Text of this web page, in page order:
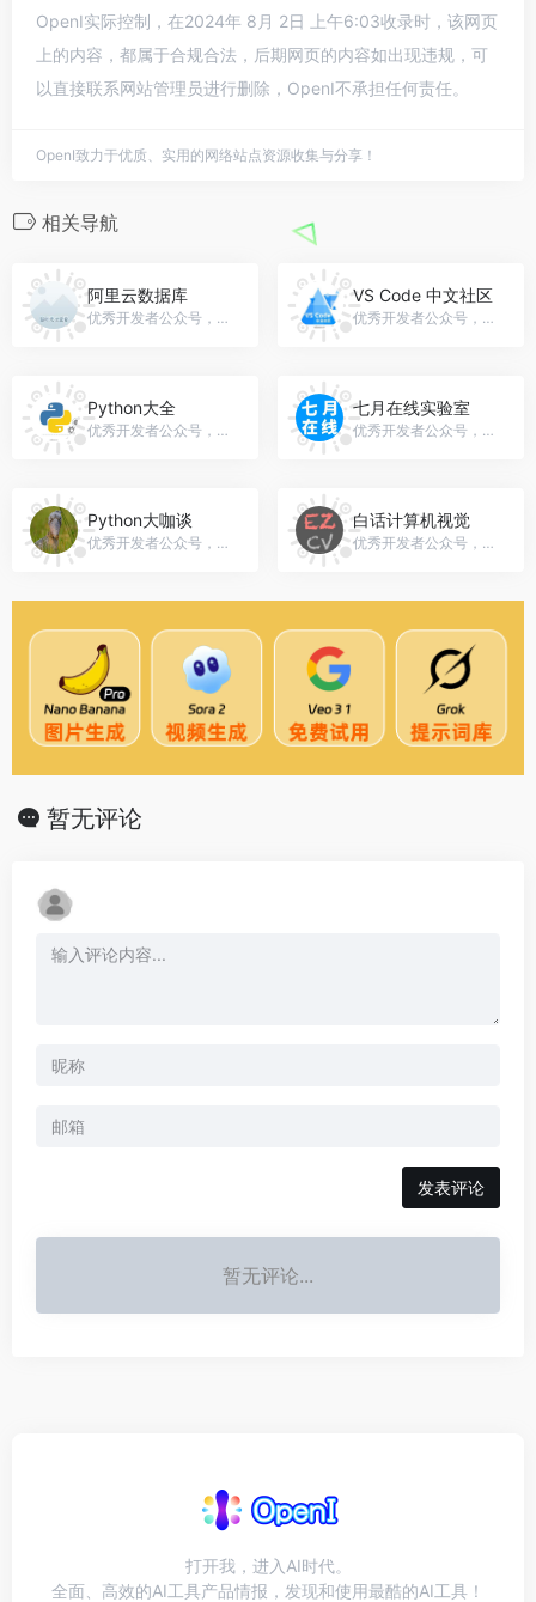
OpenI实际控制，在2024年 8月 2日 上午6:03收录时，该网页
上的内容，都属于合规合法，后期网页的内容如出现违规，可
以直接联系网站管理员进行删除，OpenI不承担任何责任。
OpenI致力于优质、实用的网络站点资源收集与分享！
相关导航
阿里云数据库
优秀开发者公众号，微信号：alibabadba
VS Code 中文社区
优秀开发者公众号，微信号：vscodecc
Python大全
优秀开发者公众号，微信号：gh_1b849dd4ff70
七月在线实验室
优秀开发者公众号，微信号：julyedulab
Python大咖谈
优秀开发者公众号，微信号：pythoniao
白话计算机视觉
优秀开发者公众号，微信号：EasyCV
暂无评论
发表评论
暂无评论...
打开我，进入AI时代。
全面、高效的AI工具产品情报，发现和使用最酷的AI工具！